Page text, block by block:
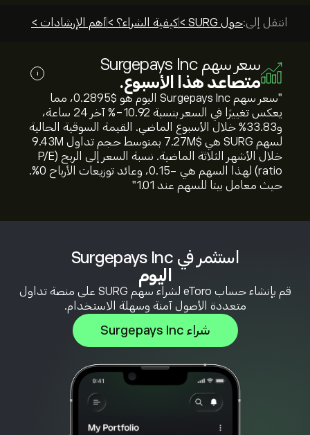
استثمر في Surgepays Inc
اليوم
قم بإنشاء حساب eToro لشراء سهم SURG على منصة تداول
متعددة الأصول آمنة وسهلة الاستخدام.
شراء Surgepays Inc
انتقل إلى:حول SURG > كيفية الشراء؟ >أهم الإرشادات >
سعر سهم Surgepays Inc
متصاعد هذا الأسبوع.
i
"سعر سهم Surgepays Inc اليوم هو 0.2895‎$‎، مما
يعكس تغييرًا في السعر بنسبة ‎-10.92‎% آخر 24 ساعة،
و‎33.83‎% خلال الأسبوع الماضي. القيمة السوقية الحالية
لسهم SURG هي 7.27M‎$‎ بمتوسط حجم تداول 9.43M
خلال الأشهر الثلاثة الماضية. نسبة السعر إلى الربح (P/E
ratio) لهذا السهم هي -0.15، وعائد توزيعات الأرباح 0%.
حيث معامل بيتا للسهم عند 1.01"